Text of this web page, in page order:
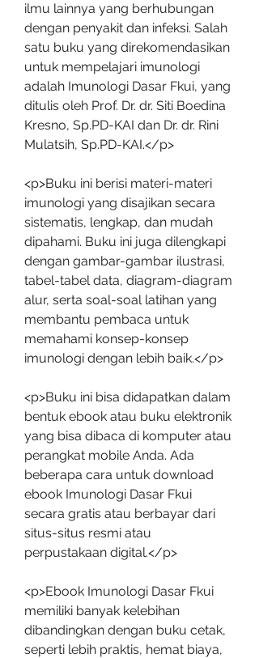
ilmu lainnya yang berhubungan
dengan penyakit dan infeksi. Salah
satu buku yang direkomendasikan
untuk mempelajari imunologi
adalah Imunologi Dasar Fkui, yang
ditulis oleh Prof. Dr. dr. Siti Boedina
Kresno, Sp.PD-KAI dan Dr. dr. Rini
Mulatsih, Sp.PD-KAI.</p>
<p>Buku ini berisi materi-materi
imunologi yang disajikan secara
sistematis, lengkap, dan mudah
dipahami. Buku ini juga dilengkapi
dengan gambar-gambar ilustrasi,
tabel-tabel data, diagram-diagram
alur, serta soal-soal latihan yang
membantu pembaca untuk
memahami konsep-konsep
imunologi dengan lebih baik.</p>
<p>Buku ini bisa didapatkan dalam
bentuk ebook atau buku elektronik
yang bisa dibaca di komputer atau
perangkat mobile Anda. Ada
beberapa cara untuk download
ebook Imunologi Dasar Fkui
secara gratis atau berbayar dari
situs-situs resmi atau
perpustakaan digital.</p>
<p>Ebook Imunologi Dasar Fkui
memiliki banyak kelebihan
dibandingkan dengan buku cetak,
seperti lebih praktis, hemat biaya,